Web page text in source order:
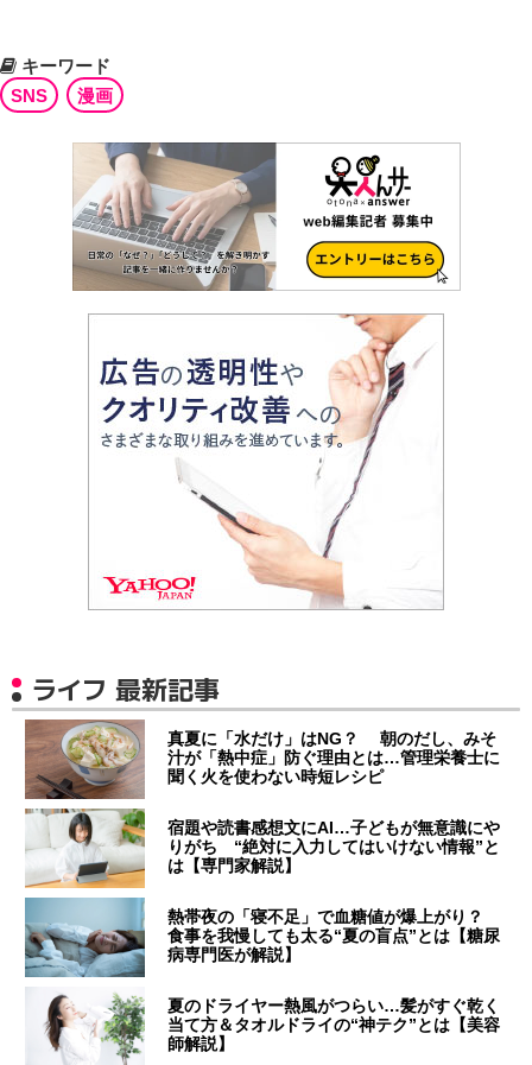
キーワード
SNS
漫画
ライフ 最新記事
真夏に「水だけ」はNG？ 朝のだし、みそ
汁が「熱中症」防ぐ理由とは…管理栄養士に
聞く火を使わない時短レシピ
宿題や読書感想文にAI…子どもが無意識にや
りがち “絶対に入力してはいけない情報”と
は【専門家解説】
熱帯夜の「寝不足」で血糖値が爆上がり？
食事を我慢しても太る“夏の盲点”とは【糖尿
病専門医が解説】
夏のドライヤー熱風がつらい…髪がすぐ乾く
当て方＆タオルドライの“神テク”とは【美容
師解説】